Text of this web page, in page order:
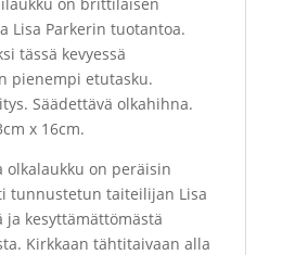
Lisa Parkerin tuotantoa.
tässä kevyessä
pienempi etutasku.
Säädettävä olkahihna.
x 16cm.
olkalaukku on peräisin
tunnustetun taiteilijan Lisa
ja kesyttämättömästä
Kirkkaan tähtitaivaan alla